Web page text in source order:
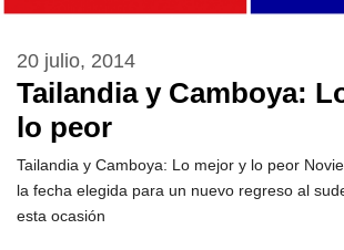
Tailandia y Camboya:
lo peor
20 julio, 2014
Tailandia y Camboya: Lo mejor y lo peor
la fecha elegida para un nuevo regreso al
esta ocasión